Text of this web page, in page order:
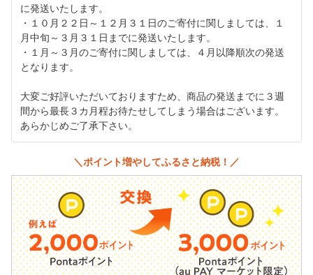
に発送いたします。
・１０月２２日～１２月３１日のご寄付に関しましては、１
月中旬～３月３１日までに発送いたします。
・１月～３月のご寄付に関しましては、４月以降順次の発送
となります。
大変ご好評いただいておりますため、商品の発送までに３週
間から最長３カ月程お待たせしてしまう場合はございます。
あらかじめご了承下さい。
＼ポイント増やしてふるさと納税！／